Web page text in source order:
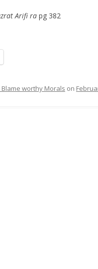
Arifi ra pg 382
Blame worthy Morals on